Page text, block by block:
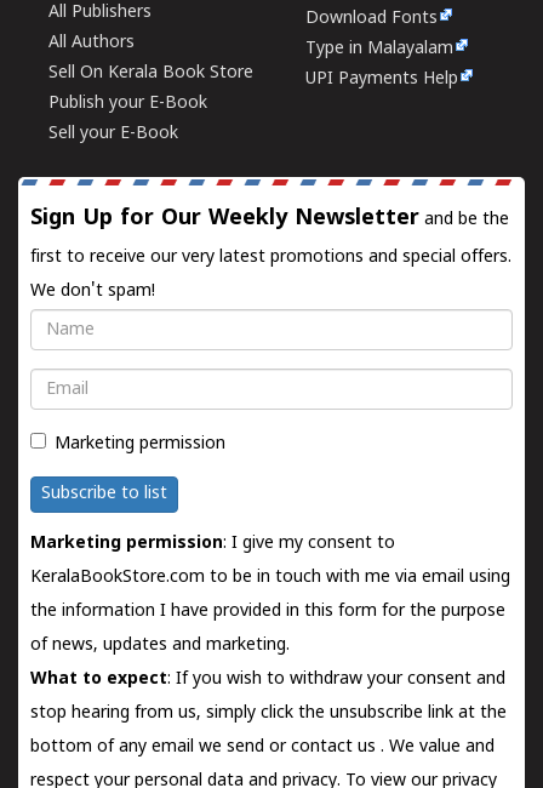
All Publishers
All Authors
Sell On Kerala Book Store
Publish your E-Book
Sell your E-Book
Download Fonts
Type in Malayalam
UPI Payments Help
Sign Up for Our Weekly Newsletter and be the
first to receive our very latest promotions and special offers.
We don't spam!
Name
Email
Marketing permission
Subscribe to list
Marketing permission: I give my consent to
KeralaBookStore.com to be in touch with me via email using
the information I have provided in this form for the purpose
of news, updates and marketing.
What to expect: If you wish to withdraw your consent and
stop hearing from us, simply click the unsubscribe link at the
bottom of any email we send orcontact us . We value and
respect your personal data and privacy. To view our privacy